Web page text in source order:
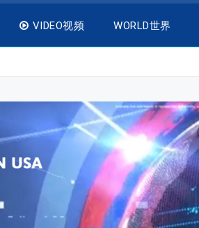
VIDEO视频 WORLD世界